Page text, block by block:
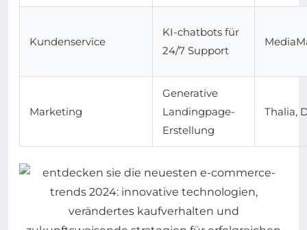
Kundenservice
KI-chatbots für
24/7 Support
Marketing
Generative
Landingpage-
Erstellung
Thalia,